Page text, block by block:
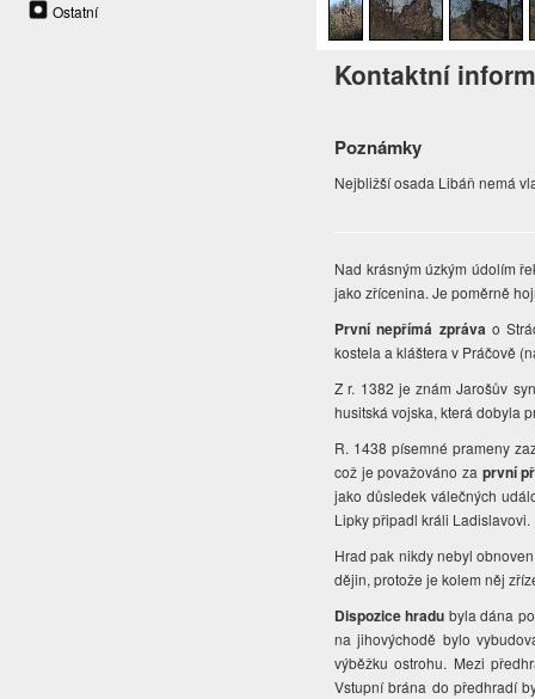
Ostatní
Kontaktní
Poznámky
Nejbližší osada Libáň nemá
Nad krásným úzkým údolím
jako zřícenina. Je poměrně
První nepřímá zpráva o
kostela a kláštera v Práčově
Z r. 1382 je znám Jarošův
husitská vojska, která dobyla
R. 1438 písemné prameny
což je považováno za první
jako důsledek válečných
Lipky připadl králi Ladislavovi.
Hrad pak nikdy nebyl
dějin, protože je kolem něj
Dispozice hradu byla dána
na jihovýchodě bylo
výběžku ostrohu. Mezi
Vstupní brána do předhradí